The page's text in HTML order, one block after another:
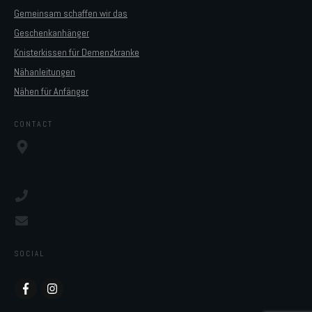
Gemeinsam schaffen wir das
Geschenkanhänger
Knisterkissen für Demenzkranke
Nähanleitungen
Nähen für Anfänger
CONTACT
SOCIAL